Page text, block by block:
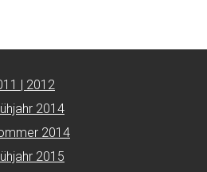
| 2012
2014
2014
2015